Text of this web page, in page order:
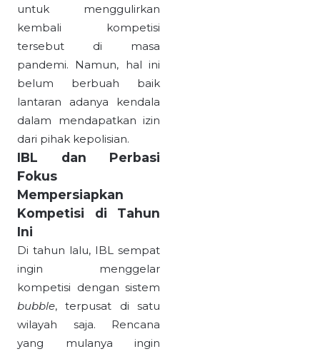
untuk menggulirkan
kembali kompetisi
tersebut di masa
pandemi. Namun, hal ini
belum berbuah baik
lantaran adanya kendala
dalam mendapatkan izin
dari pihak kepolisian.
IBL dan Perbasi
Fokus
Mempersiapkan
Kompetisi di Tahun
Ini
Di tahun lalu, IBL sempat
ingin menggelar
kompetisi dengan sistem
bubble, terpusat di satu
wilayah saja. Rencana
yang mulanya ingin